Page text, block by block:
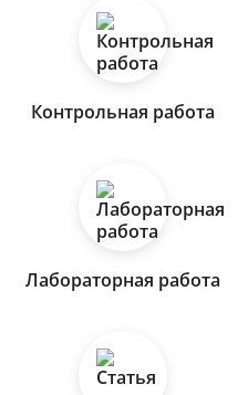
Контрольная работа
Лабораторная работа